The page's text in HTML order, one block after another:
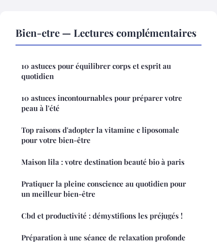
Bien-etre — Lectures complémentaires
10 astuces pour équilibrer corps et esprit au
quotidien
10 astuces incontournables pour préparer votre
peau à l'été
Top raisons d'adopter la vitamine c liposomale
pour votre bien-être
Maison lila : votre destination beauté bio à paris
Pratiquer la pleine conscience au quotidien pour
un meilleur bien-être
Cbd et productivité : démystifions les préjugés !
Préparation à une séance de relaxation profonde